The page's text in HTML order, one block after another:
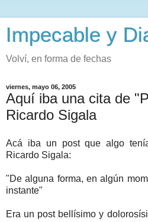
Impecable y
Volví, en forma de fechas
viernes, mayo 06, 2005
Aquí iba una cita de
Ricardo Sigala
Acá iba un post que algo
Ricardo Sigala:
"De alguna forma, en algún
instante"
Era un post bellísimo y